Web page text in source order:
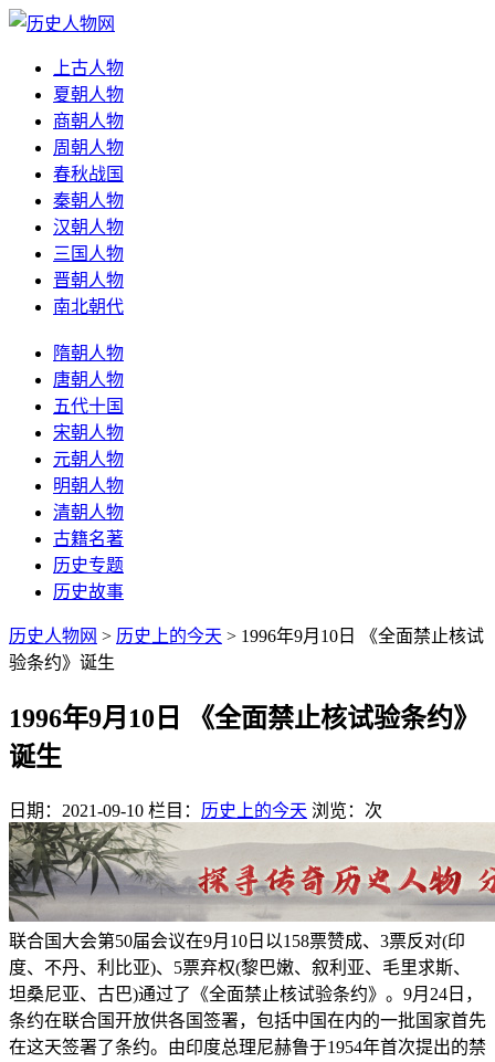
上古人物
夏朝人物
商朝人物
周朝人物
春秋战国
秦朝人物
汉朝人物
三国人物
晋朝人物
南北朝代
隋朝人物
唐朝人物
五代十国
宋朝人物
元朝人物
明朝人物
清朝人物
古籍名著
历史专题
历史故事
历史人物网 > 历史上的今天 > 1996年9月10日 《全面禁止核试
验条约》诞生
1996年9月10日 《全面禁止核试验条约》
诞生
日期：2021-09-10 栏目： 历史上的今天 浏览： 次
联合国大会第50届会议在9月10日以158票赞成、3票反对(印
度、不丹、利比亚)、5票弃权(黎巴嫩、叙利亚、毛里求斯、
坦桑尼亚、古巴)通过了《全面禁止核试验条约》。9月24日，
条约在联合国开放供各国签署，包括中国在内的一批国家首先
在这天签署了条约。由印度总理尼赫鲁于1954年首次提出的禁